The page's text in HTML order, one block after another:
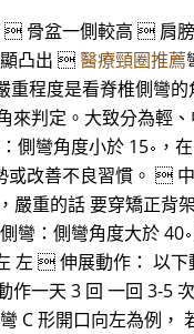
骨盆一側較高  肩
凸出 醫療頸圈推薦
重程度是看脊椎側彎
來判定。大致分為輕
側彎角度小於 15∘，
或改善不良習慣。 
嚴重的話 要穿矯正背
彎：側彎角度大於
左  伸展動作： 以下
作一天 3 回 一回 3-5
C 形開口向左為例，